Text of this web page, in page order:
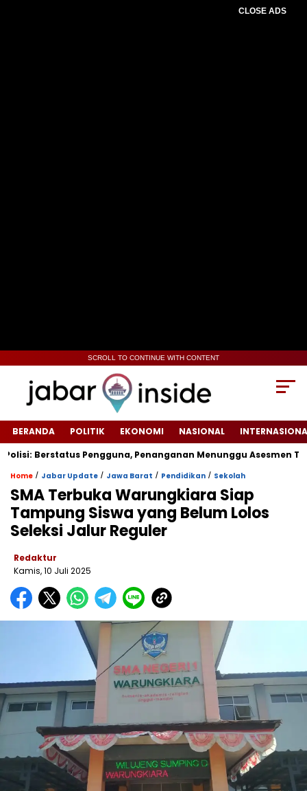
CLOSE ADS
SCROLL TO CONTINUE WITH CONTENT
BERANDA POLITIK EKONOMI NASIONAL
Berstatus Pengguna, Penanganan Menunggu Asesmen
Home / Jabar Update / Jawa Barat / Pendidikan / Sekolah
‎SMA Terbuka Warungkiara Siap
Tampung Siswa yang Belum Lolos
Seleksi Jalur Reguler‎
Redaktur
Kamis, 10 Juli 2025